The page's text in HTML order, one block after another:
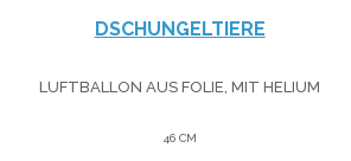
DSCHUNGELTIERE
LUFTBALLON AUS FOLIE, MIT HELIUM
46 CM